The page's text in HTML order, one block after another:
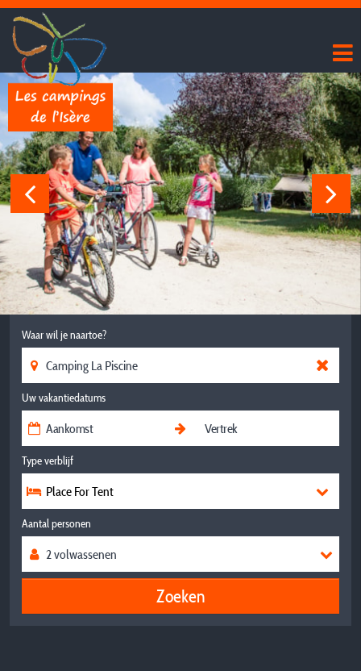
Waar wil je naartoe?
Uw vakantiedatums
Type verblijf
Place For Tent
Aantal personen
Zoeken